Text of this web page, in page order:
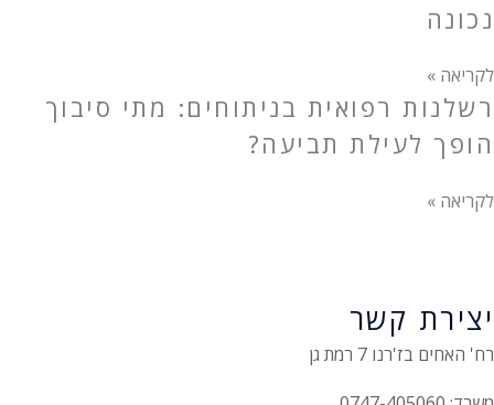
נכונה
לקריאה »
רשלנות רפואית בניתוחים: מתי סיבוך
הופך לעילת תביעה?
לקריאה »
יצירת קשר
רח' האחים בז'רנו 7 רמת גן